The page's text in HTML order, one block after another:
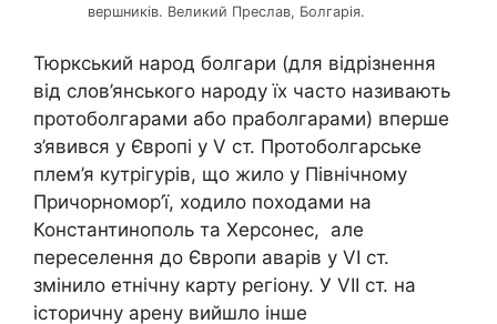
вершників. Великий Преслав, Болгарія.
Тюркський народ болгари (для відрізнення
від слов’янського народу їх часто називають
протоболгарами або праболгарами) вперше
з’явився у Європі у V ст. Протоболгарське
плем’я кутрігурів, що жило у Північному
Причорномор’ї, ходило походами на
Константинополь та Херсонес, але
переселення до Європи аварів у VI ст.
змінило етнічну карту регіону. У VII ст. на
історичну арену вийшло інше